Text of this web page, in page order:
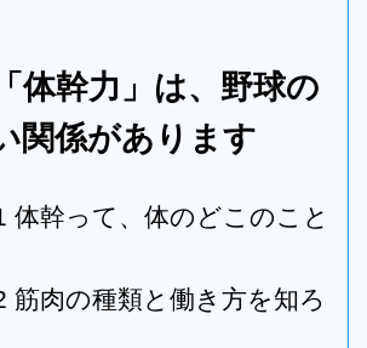
体幹力」は、野球の
関係があります
体幹って、体のどこのこと
筋肉の種類と働き方を知ろ